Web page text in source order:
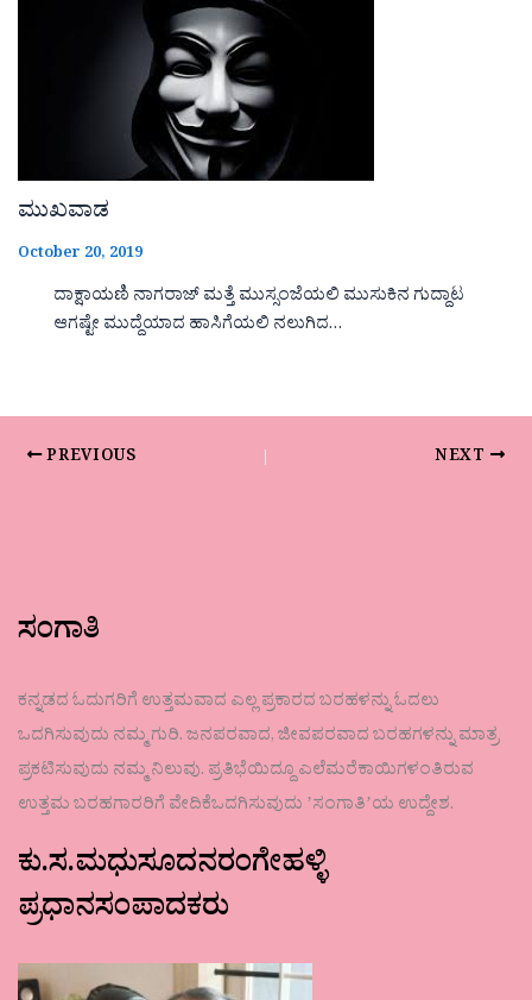
ಮುಖವಾಡ
October 20, 2019
ದಾಕ್ಷಾಯಣಿ ನಾಗರಾಜ್ ಮತ್ತೆ ಮುಸ್ಸಂಜೆಯಲಿ ಮುಸುಕಿನ ಗುದ್ದಾಟ
ಆಗಷ್ಟೇ ಮುದ್ದೆಯಾದ ಹಾಸಿಗೆಯಲಿ ನಲುಗಿದ…
PREVIOUS NEXT
ಸಂಗಾತಿ
ಕನ್ನಡದ ಓದುಗರಿಗೆ ಉತ್ತಮವಾದ ಎಲ್ಲ ಪ್ರಕಾರದ ಬರಹಳನ್ನು ಓದಲು
ಒದಗಿಸುವುದು ನಮ್ಮ ಗುರಿ. ಜನಪರವಾದ, ಜೀವಪರವಾದ ಬರಹಗಳನ್ನು ಮಾತ್ರ
ಪ್ರಕಟಿಸುವುದು ನಮ್ಮ ನಿಲುವು. ಪ್ರತಿಭೆಯಿದ್ದೂ ಎಲೆಮರೆಕಾಯಿಗಳಂತಿರುವ
ಉತ್ತಮ ಬರಹಗಾರರಿಗೆ ವೇದಿಕೆಒದಗಿಸುವುದು ʼಸಂಗಾತಿʼಯ ಉದ್ದೇಶ.
ಕು.ಸ.ಮಧುಸೂದನರಂಗೇಹಳ್ಳಿ
ಪ್ರಧಾನಸಂಪಾದಕರು